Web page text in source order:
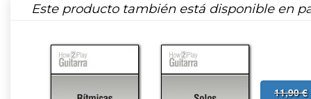
Este producto también está disponible en
11,90 €